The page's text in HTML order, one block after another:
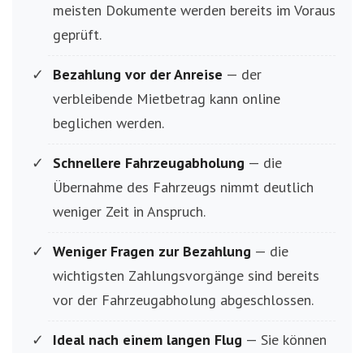
meisten Dokumente werden bereits im Voraus
geprüft.
Bezahlung vor der Anreise — der
verbleibende Mietbetrag kann online
beglichen werden.
Schnellere Fahrzeugabholung — die
Übernahme des Fahrzeugs nimmt deutlich
weniger Zeit in Anspruch.
Weniger Fragen zur Bezahlung — die
wichtigsten Zahlungsvorgänge sind bereits
vor der Fahrzeugabholung abgeschlossen.
Ideal nach einem langen Flug — Sie können